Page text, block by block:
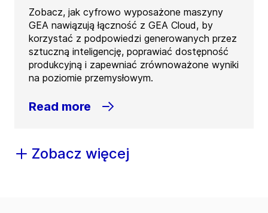
Zobacz, jak cyfrowo wyposażone maszyny
GEA nawiązują łączność z GEA Cloud, by
korzystać z podpowiedzi generowanych przez
sztuczną inteligencję, poprawiać dostępność
produkcyjną i zapewniać zrównoważone wyniki
na poziomie przemysłowym.
Read more
Zobacz więcej